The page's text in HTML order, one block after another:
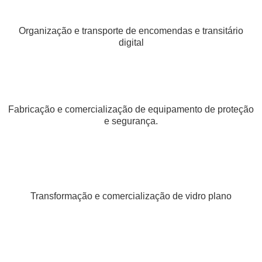
Organização e transporte de encomendas e transitário
digital
Fabricação e comercialização de equipamento de proteção
e segurança.
Transformação e comercialização de vidro plano